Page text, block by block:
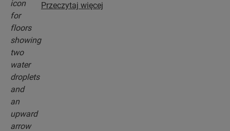
podłogi nie tylko wyglądają wyjątkowo stylowo i
prostsze niż kiedykolwiek wcześniej!
Przeczytaj więcej